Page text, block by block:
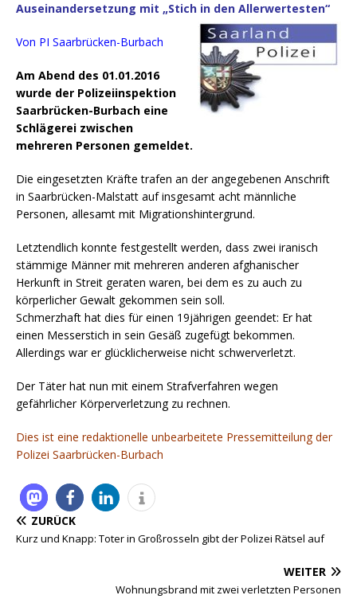
Auseinandersetzung mit „Stich in den Allerwertesten“
Von PI Saarbrücken-Burbach
Am Abend des 01.01.2016
wurde der Polizeiinspektion
Saarbrücken-Burbach eine
Schlägerei zwischen
mehreren Personen gemeldet.
Die eingesetzten Kräfte trafen an der angegebenen Anschrift
in Saarbrücken-Malstatt auf insgesamt acht männliche
Personen, allesamt mit Migrationshintergrund.
Letztendlich konnte festgestellt werden, dass zwei iranisch
stämmige Männer mit mehreren anderen afghanischer
Herkunft in Streit geraten waren, bei dem es zu auch zu
körperlicher Gewalt gekommen sein soll.
Schmerzhaft hat dies für einen 19jährigen geendet: Er hat
einen Messerstich in sein Gesäß zugefügt bekommen.
Allerdings war er glücklicherweise nicht schwerverletzt.
Der Täter hat nun mit einem Strafverfahren wegen
gefährlicher Körperverletzung zu rechnen.
Dies ist eine redaktionelle unbearbeitete Pressemitteilung der
Polizei Saarbrücken-Burbach
ZURÜCK
Kurz und Knapp: Toter in Großrosseln gibt der Polizei Rätsel auf
WEITER
Wohnungsbrand mit zwei verletzten Personen